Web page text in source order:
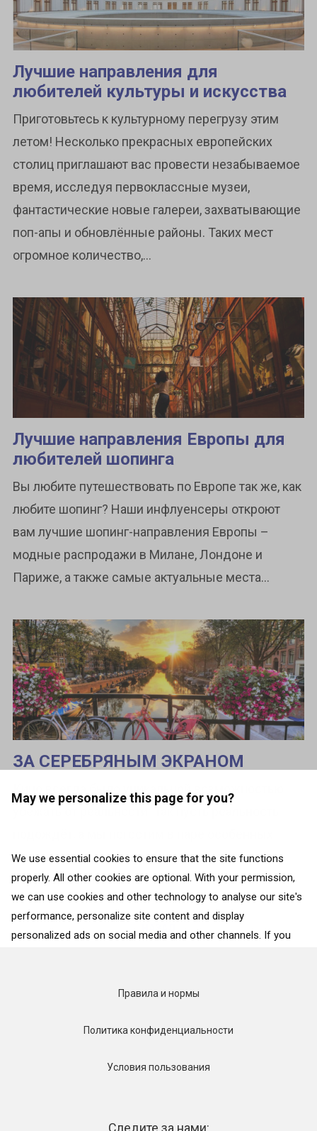
May we personalize this page for you?
We use essential cookies to ensure that the site functions
properly. All other cookies are optional. With your permission,
we can use cookies and other technology to analyse our site's
performance, personalize site content and display
personalized ads on social media and other channels. If you
interactions with the site, click on “Adjust selection”. To reject
only necessary cookies”. More details can be found on our
Accept only necessary cookies
Лучшие направления для
любителей культуры и искусства
Приготовьтесь к культурному перегрузу этим
летом! Несколько прекрасных европейских
столиц приглашают вас провести незабываемое
время, исследуя первоклассные музеи,
фантастические новые галереи, захватывающие
поп-апы и обновлённые районы. Таких мест
огромное количество,...
Лучшие направления Европы для
любителей шопинга
Вы любите путешествовать по Европе так же, как
любите шопинг? Наши инфлуенсеры откроют
вам лучшие шопинг-направления Европы –
модные распродажи в Милане, Лондоне и
Париже, а также самые актуальные места...
ЗА СЕРЕБРЯНЫМ ЭКРАНОМ
мест, в которых как нигде чувствуется
чарующая магия кино.
Правила и нормы
Политика конфиденциальности
Условия пользования
Следите за нами: